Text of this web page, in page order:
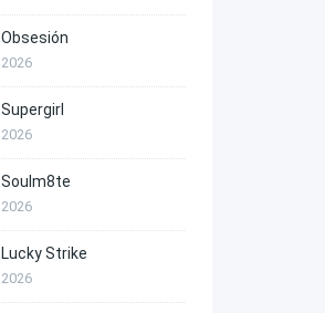
Obsesión
2026
Supergirl
2026
Soulm8te
2026
Lucky Strike
2026